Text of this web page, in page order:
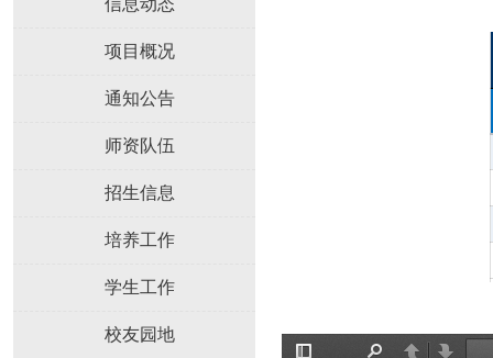
信息动态
项目概况
通知公告
师资队伍
招生信息
培养工作
学生工作
校友园地